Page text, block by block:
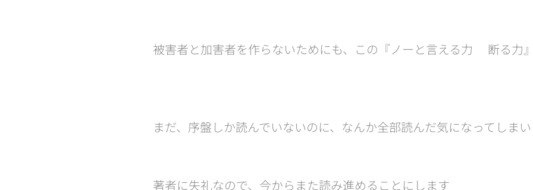
被害者と加害者を作らないためにも、この『ノーと言える力🟰断る力
まだ、序盤しか読んでいないのに、なんか全部読んだ気になってしまい
著者に失礼なので、今からまた読み進めることにします😜